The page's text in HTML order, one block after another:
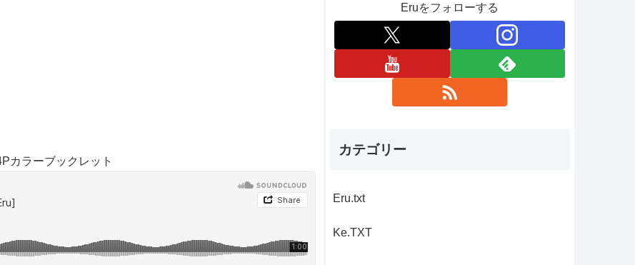
ラーブックレット
Eruをフォローする
カテゴリー
Eru.txt
Ke.TXT